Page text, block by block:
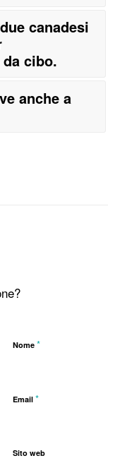
canadesi
cibo.
anche a
Nome *
Email *
Sito web